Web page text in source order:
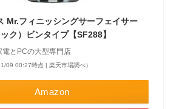
Mr.フィニッシングサーフェイサー
ク）ビンタイプ【SF288】
とPCの大型専門店
09 00:27時点 | 楽天市場調べ）
Amazon